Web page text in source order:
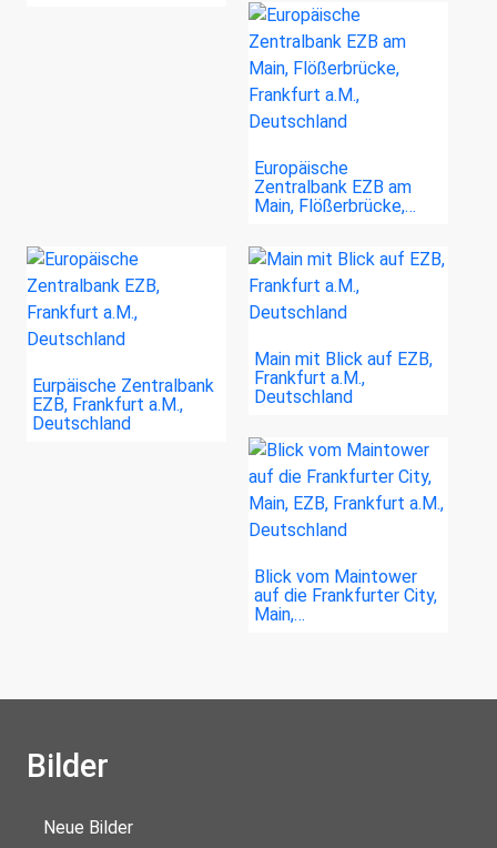
Europäische
Zentralbank EZB am
Main, Flößerbrücke,…
Eurpäische Zentralbank
EZB, Frankfurt a.M.,
Deutschland
Main mit Blick auf EZB,
Frankfurt a.M.,
Deutschland
Blick vom Maintower
auf die Frankfurter City,
Main,…
Bilder
Neue Bilder